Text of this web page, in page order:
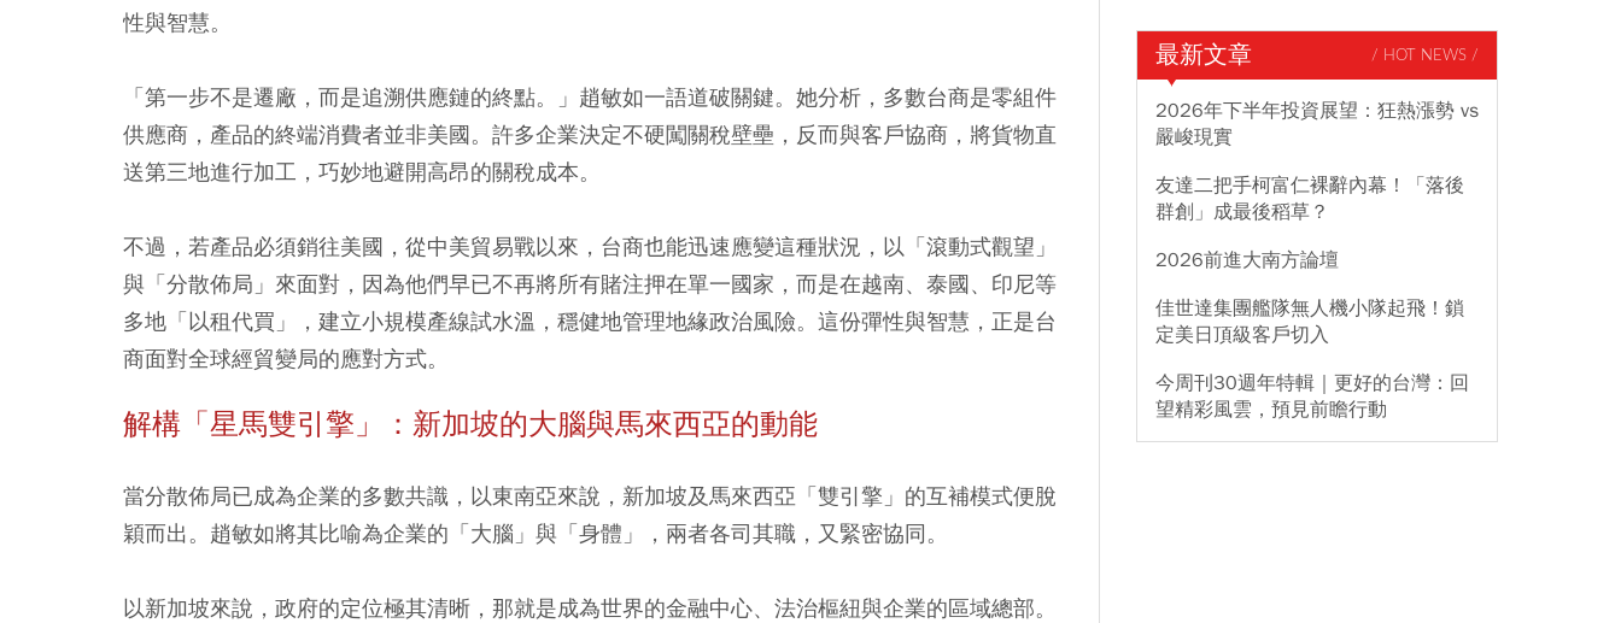
性與智慧。
「第一步不是遷廠，而是追溯供應鏈的終點。」趙敏如一語道破關鍵。她分析，多數台商是零組件
供應商，產品的終端消費者並非美國。許多企業決定不硬闖關稅壁壘，反而與客戶協商，將貨物直
送第三地進行加工，巧妙地避開高昂的關稅成本。
不過，若產品必須銷往美國，從中美貿易戰以來，台商也能迅速應變這種狀況，以「滾動式觀望」
與「分散佈局」來面對，因為他們早已不再將所有賭注押在單一國家，而是在越南、泰國、印尼等
多地「以租代買」，建立小規模產線試水溫，穩健地管理地緣政治風險。這份彈性與智慧，正是台
商面對全球經貿變局的應對方式。
解構「星馬雙引擎」：新加坡的大腦與馬來西亞的動能
當分散佈局已成為企業的多數共識，以東南亞來說，新加坡及馬來西亞「雙引擎」的互補模式便脫
穎而出。趙敏如將其比喻為企業的「大腦」與「身體」，兩者各司其職，又緊密協同。
以新加坡來說，政府的定位極其清晰，那就是成為世界的金融中心、法治樞紐與企業的區域總部。
最新文章 / HOT NEWS /
2026年下半年投資展望：狂熱漲勢 vs
嚴峻現實
友達二把手柯富仁裸辭內幕！「落後
群創」成最後稻草？
2026前進大南方論壇
佳世達集團艦隊無人機小隊起飛！鎖
定美日頂級客戶切入
今周刊30週年特輯｜更好的台灣：回
望精彩風雲，預見前瞻行動